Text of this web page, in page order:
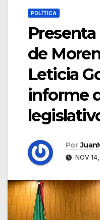
POLÍTICA
de
Leticia
informe
Por
NOV